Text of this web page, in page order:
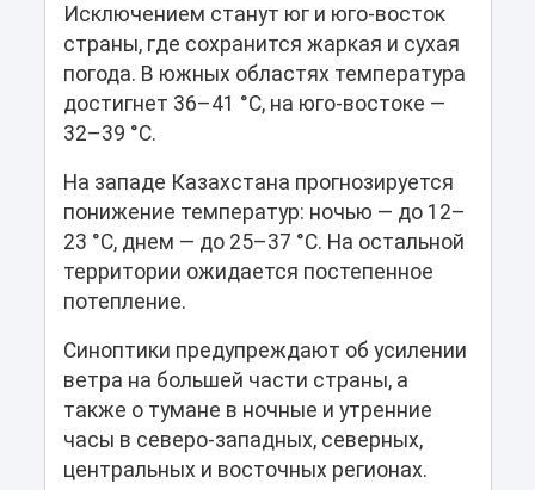
Исключением станут юг и юго-восток
страны, где сохранится жаркая и сухая
погода. В южных областях температура
достигнет 36–41 °C, на юго-востоке —
32–39 °C.
На западе Казахстана прогнозируется
понижение температур: ночью — до 12–
23 °C, днем — до 25–37 °C. На остальной
территории ожидается постепенное
потепление.
Синоптики предупреждают об усилении
ветра на большей части страны, а
также о тумане в ночные и утренние
часы в северо-западных, северных,
центральных и восточных регионах.